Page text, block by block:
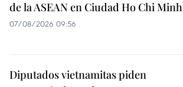
de la ASEAN en Ciudad Ho Chi Minh
07/08/2026 09:56
Diputados vietnamitas piden